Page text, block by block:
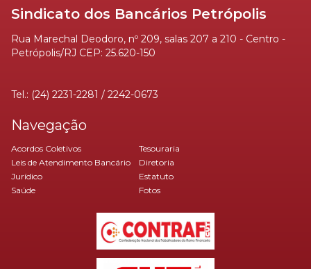
Sindicato dos Bancários Petrópolis
Rua Marechal Deodoro, nº 209, salas 207 a 210 - Centro -
Petrópolis/RJ CEP: 25.620-150
Tel.: (24) 2231-2281 / 2242-0673
Navegação
Acordos Coletivos
Leis de Atendimento Bancário
Jurídico
Saúde
Tesouraria
Diretoria
Estatuto
Fotos